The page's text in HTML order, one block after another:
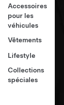
Accessoires
pour les
véhicules
Vêtements
Lifestyle
Collections
spéciales